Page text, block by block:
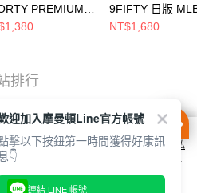
PREMIUM
OTC 芝加哥白襪
9FIFTY 日版
LOGO 芝加哥白
NT$1,680
排行
站使用 cookie 方式之詳情，及若您不希
電腦的 cookie 設定，請參閱本網站「
隱私
本網站即表示您同意本公司得按本網站使
迎加入摩曼頓Line官方帳號
擊以下按鈕第一時間獲得好康訊
👇
連結 LINE 帳號